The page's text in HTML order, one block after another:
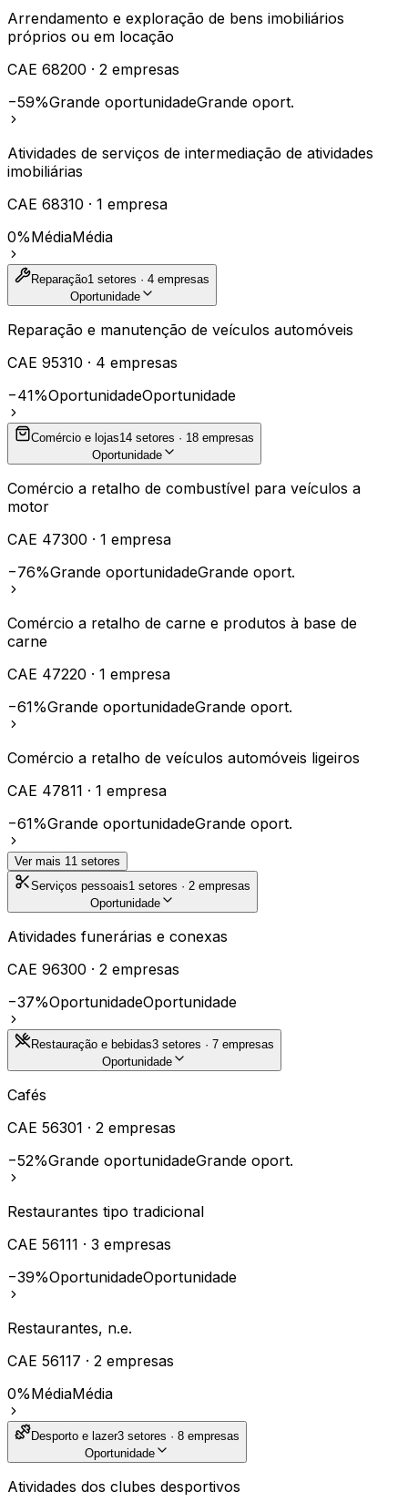
Arrendamento e exploração de bens imobiliários
próprios ou em locação
CAE 68200 · 2 empresas
−59%Grande oportunidadeGrande oport.
Atividades de serviços de intermediação de atividades
imobiliárias
CAE 68310 · 1 empresa
0%MédiaMédia
Reparação1 setores · 4 empresas
Oportunidade
Reparação e manutenção de veículos automóveis
CAE 95310 · 4 empresas
−41%OportunidadeOportunidade
Comércio e lojas14 setores · 18 empresas
Oportunidade
Comércio a retalho de combustível para veículos a
motor
CAE 47300 · 1 empresa
−76%Grande oportunidadeGrande oport.
Comércio a retalho de carne e produtos à base de
carne
CAE 47220 · 1 empresa
−61%Grande oportunidadeGrande oport.
Comércio a retalho de veículos automóveis ligeiros
CAE 47811 · 1 empresa
−61%Grande oportunidadeGrande oport.
Ver mais 11 setores
Serviços pessoais1 setores · 2 empresas
Oportunidade
Atividades funerárias e conexas
CAE 96300 · 2 empresas
−37%OportunidadeOportunidade
Restauração e bebidas3 setores · 7 empresas
Oportunidade
Cafés
CAE 56301 · 2 empresas
−52%Grande oportunidadeGrande oport.
Restaurantes tipo tradicional
CAE 56111 · 3 empresas
−39%OportunidadeOportunidade
Restaurantes, n.e.
CAE 56117 · 2 empresas
0%MédiaMédia
Desporto e lazer3 setores · 8 empresas
Oportunidade
Atividades dos clubes desportivos